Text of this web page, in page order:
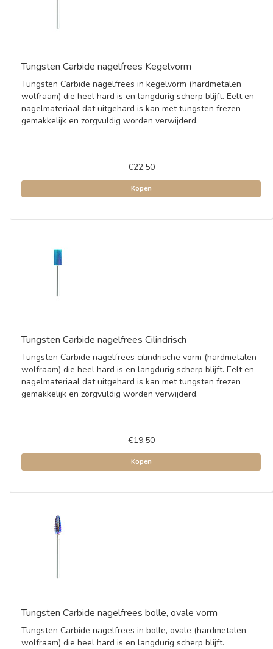
Tungsten Carbide nagelfrees Kegelvorm
Tungsten Carbide nagelfrees in kegelvorm (hardmetalen
wolfraam) die heel hard is en langdurig scherp blijft. Eelt en
nagelmateriaal dat uitgehard is kan met tungsten frezen
gemakkelijk en zorgvuldig worden verwijderd.
€22,50
Kopen
Tungsten Carbide nagelfrees Cilindrisch
Tungsten Carbide nagelfrees cilindrische vorm (hardmetalen
wolfraam) die heel hard is en langdurig scherp blijft. Eelt en
nagelmateriaal dat uitgehard is kan met tungsten frezen
gemakkelijk en zorgvuldig worden verwijderd.
€19,50
Kopen
Tungsten Carbide nagelfrees bolle, ovale vorm
Tungsten Carbide nagelfrees in bolle, ovale (hardmetalen
wolfraam) die heel hard is en langdurig scherp blijft.